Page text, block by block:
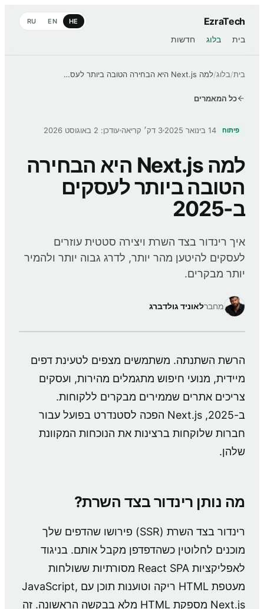
EzraTech
בית בלוג חדשות
HE
EN
RU
בית/בלוג/ למה Next.js היא הבחירה הטובה ביותר לעסקים ב-2025
כל המאמרים
פיתוח 14 בינואר 2025 3 דק׳ קריאה עודכן: 2 באוגוסט 2026
למה Next.js היא הבחירה
הטובה ביותר לעסקים
ב-2025
איך רינדור בצד השרת ויצירה סטטית עוזרים
לעסקים להיטען מהר יותר, לדרג גבוה יותר ולהמיר
יותר מבקרים.
מחברלאוניד גולדברג
הרשת השתנתה. משתמשים מצפים לטעינת דפים
מיידית, מנועי חיפוש מתגמלים מהירות, ועסקים
צריכים אתרים שממירים מבקרים ללקוחות.
ב-2025, Next.js הפכה לסטנדרט בפועל עבור
חברות שלוקחות ברצינות את הנוכחות המקוונת
שלהן.
מה נותן רינדור בצד השרת?
רינדור בצד השרת (SSR) פירושו שהדפים שלך
מוכנים לחלוטין כשהדפדפן מקבל אותם. בניגוד
לאפליקציות React SPA מסורתיות ששולחות
מעטפת HTML ריקה וטוענות תוכן עם JavaScript,
Next.js מספקת HTML מלא בבקשה הראשונה. זה